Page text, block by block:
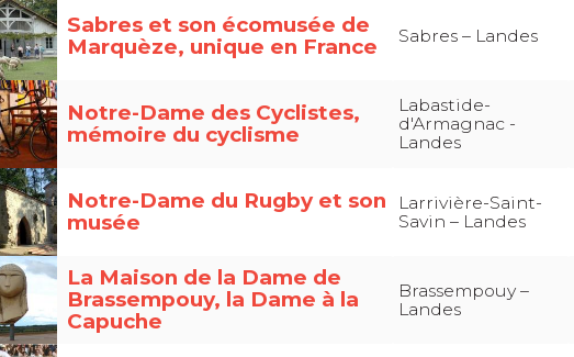
Sabres et son écomusée de
Marquèze, unique en France
Sabres – Landes
Notre-Dame des Cyclistes,
mémoire du cyclisme
Labastide-
d'Armagnac -
Landes
Notre-Dame du Rugby et son
musée
Larrivière-Saint-
Savin – Landes
La Maison de la Dame de
Brassempouy, la Dame à la
Capuche
Brassempouy –
Landes